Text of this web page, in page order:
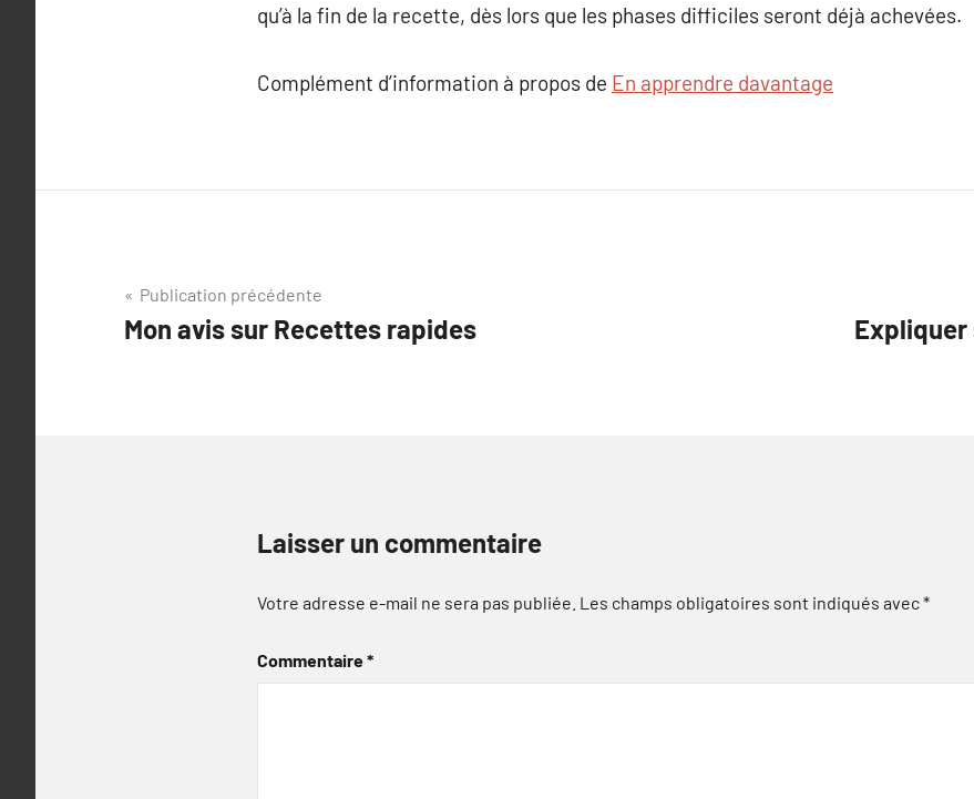
qu’à la fin de la recette, dès lors que les phases difficiles seront déjà achevées.
Complément d’information à propos de En apprendre davantage
Navigation
de
Publication précédente
Mon avis sur Recettes rapides
Laisser un commentaire
Votre adresse e-mail ne sera pas publiée. Les champs obligatoires sont indiqués avec*
Commentaire*